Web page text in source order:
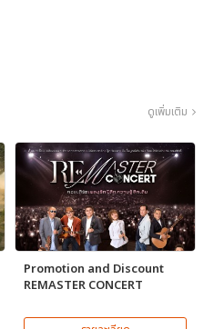
ดูเพิ่มเติม
Promotion and Discount
REMASTER CONCERT